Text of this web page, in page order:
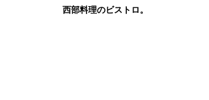
西部料理のビストロ。